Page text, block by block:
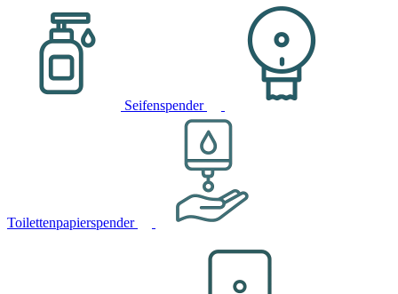
Seifenspender
Toilettenpapierspender